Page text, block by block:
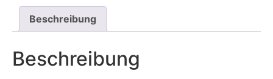
Beschreibung
Beschreibung